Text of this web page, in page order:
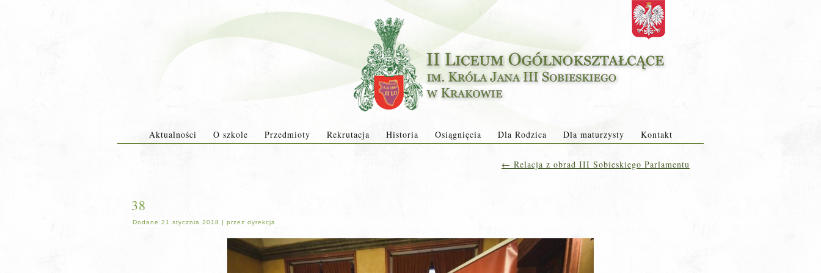
Aktualności O szkole Przedmioty Rekrutacja Historia Osiągnięcia Dla Rodzica Dla maturzysty Kontakt
← Relacja z obrad III Sobieskiego Parlamentu
38
Dodane 21 stycznia 2018 | przez dyrekcja